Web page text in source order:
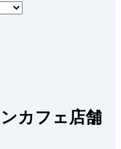
カフェ店舗